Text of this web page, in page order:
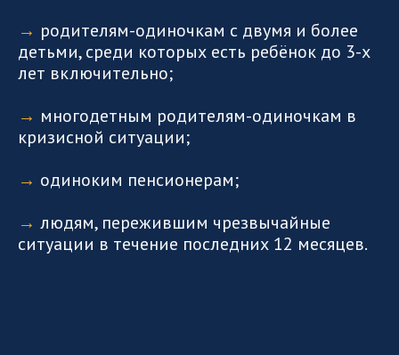
→ родителям-одиночкам с двумя и более
детьми, среди которых есть ребёнок до 3-х
лет включительно;
→ многодетным родителям-одиночкам в
кризисной ситуации;
→ одиноким пенсионерам;
→ людям, пережившим чрезвычайные
ситуации в течение последних 12 месяцев.